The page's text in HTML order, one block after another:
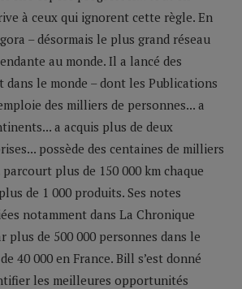
à ceux qui ignorent cette règle. En
– désormais le plus grand réseau
au monde. Il a lancé des
le monde – dont les Publications
des milliers de personnes... a
a acquis plus de deux
possède des centaines de milliers
parcourt plus de 150 000 km chaque
de 1 000 produits. Ses notes
notamment dans La Chronique
plus de 500 000 personnes dans le
40 000 en France. Bill s’est donné
les meilleures opportunités